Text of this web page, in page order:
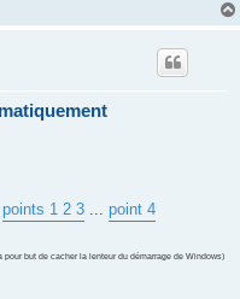
points 1 2 3 point 4
pour but de cacher la lenteur du démarrage de Windows)